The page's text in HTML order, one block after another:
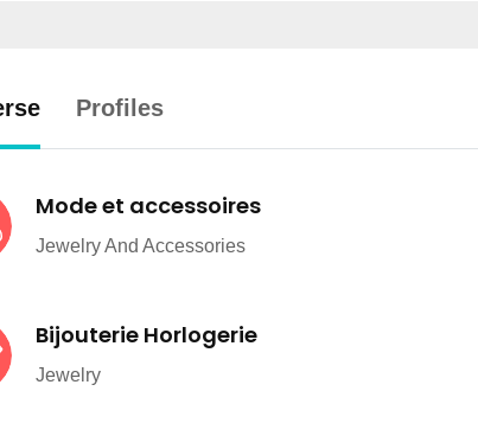
Profiles
Mode et accessoires
Jewelry And Accessories
Bijouterie Horlogerie
Jewelry